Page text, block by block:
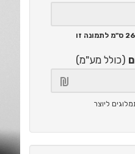
לתמונה זו
(כולל מע"מ)